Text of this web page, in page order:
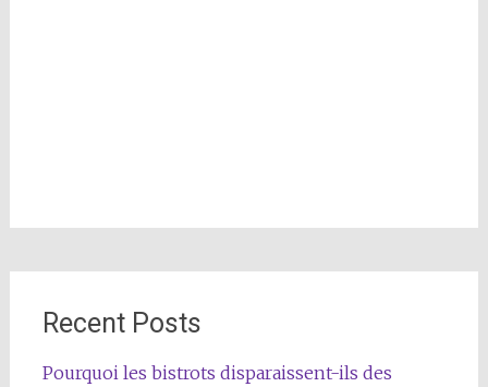
Recent Posts
Pourquoi les bistrots disparaissent-ils des